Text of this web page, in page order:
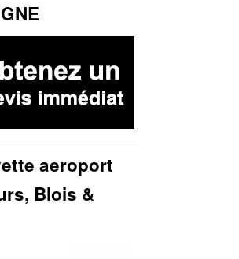
aeroport
Blois &